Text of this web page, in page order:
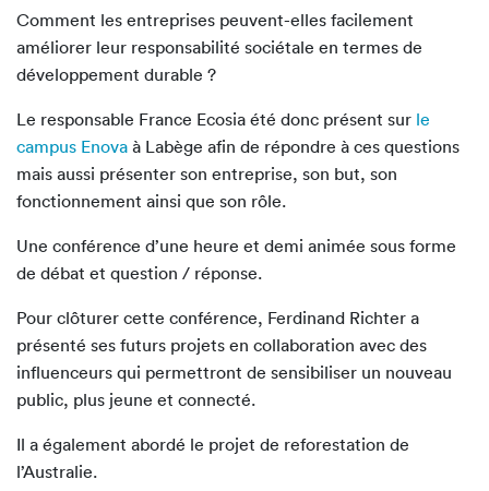
Comment les entreprises peuvent-elles facilement
améliorer leur responsabilité sociétale en termes de
développement durable ?
Le responsable France Ecosia été donc présent sur le
campus Enova à Labège afin de répondre à ces questions
mais aussi présenter son entreprise, son but, son
fonctionnement ainsi que son rôle.
Une conférence d’une heure et demi animée sous forme
de débat et question / réponse.
Pour clôturer cette conférence, Ferdinand Richter a
présenté ses futurs projets en collaboration avec des
influenceurs qui permettront de sensibiliser un nouveau
public, plus jeune et connecté.
Il a également abordé le projet de reforestation de
l’Australie.